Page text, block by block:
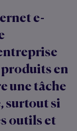
e-
produits en
une tâche
surtout si
outils et